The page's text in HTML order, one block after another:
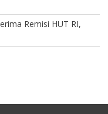
Remisi HUT RI,